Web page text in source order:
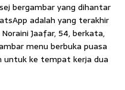
bergambar yang dihantar
adalah yang terakhir
Jaafar, 54, berkata,
menu berbuka puasa
untuk ke tempat kerja dua